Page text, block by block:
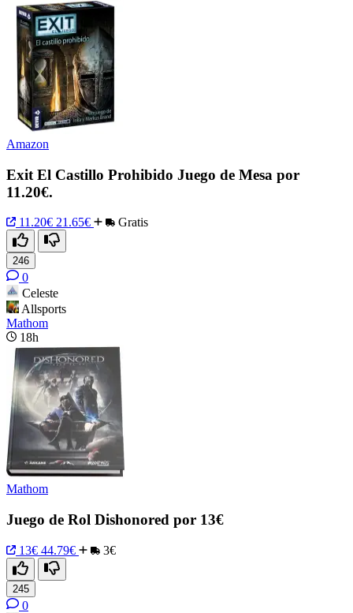
Amazon
Exit El Castillo Prohibido Juego de Mesa por
11.20€.
11.20€ 21.65€ Gratis
246
0
Celeste
Allsports
Mathom
18h
Mathom
Juego de Rol Dishonored por 13€
13€ 44.79€ 3€
245
0